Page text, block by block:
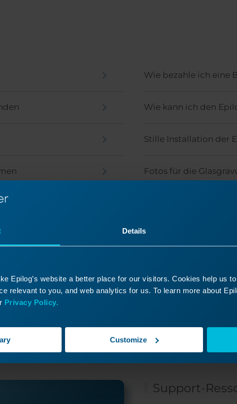
Details
Epilog’s website a better place for our visitors. Cookies help us
relevant to you, and web analytics for us. To learn more about
Privacy Policy.
Customize
Wie bezahle ich eine
Wie kann ich den
Stille Installation der
Fotos für die
Benutzerdefinierte
gefunden, wonach Sie
Techniker wird sich so schnell wie
Ihnen in Verbindung setzen!
Support-